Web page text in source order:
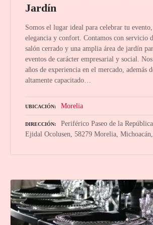
Jardín
Somos el lugar ideal para celebrar tu
elegancia y confort. Contamos con servicio
salón cerrado y una amplia área de jardín
eventos de carácter empresarial y social.
años de experiencia en el mercado, además
altamente capacitado…
UBICACIÓN Morelia
DIRECCIÓN
Periférico Paseo de la
Ejidal Ocolusen, 58279 Morelia,